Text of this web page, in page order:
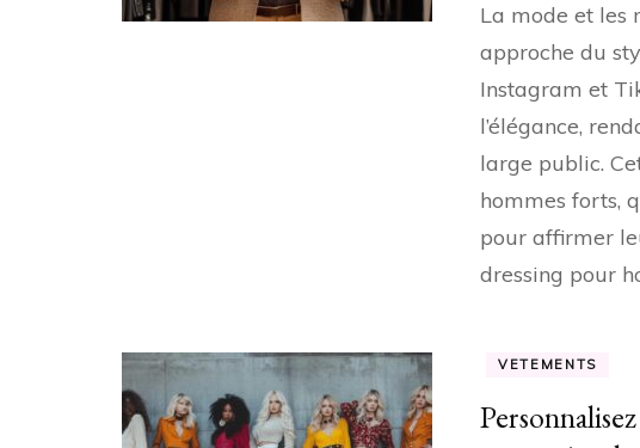
La mode et les
approche du
Instagram et
l’élégance,
large public.
hommes forts,
pour affirmer
dressing pour
VETEMENTS